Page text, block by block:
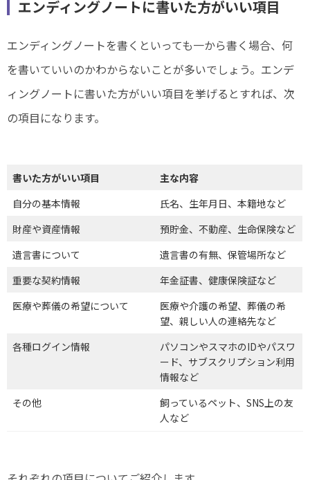
エンディングノートに書いた方がいい項目
エンディングノートを書くといっても一から書く場合、何
を書いていいのかわからないことが多いでしょう。エンデ
ィングノートに書いた方がいい項目を挙げるとすれば、次
の項目になります。
書いた方がいい項目
主な内容
自分の基本情報
氏名、生年月日、本籍地など
財産や資産情報
預貯金、不動産、生命保険など
遺言書について
遺言書の有無、保管場所など
重要な契約情報
年金証書、健康保険証など
医療や葬儀の希望について
医療や介護の希望、葬儀の希
望、親しい人の連絡先など
各種ログイン情報
パソコンやスマホのIDやパスワ
ード、サブスクリプション利用
情報など
その他
飼っているペット、SNS上の友
人など